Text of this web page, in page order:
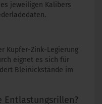
jeweiligen Kalibers
Kupfer-Zink-Legierung
eignet es sich für
Bleirückstände im
Entlastungsrillen?